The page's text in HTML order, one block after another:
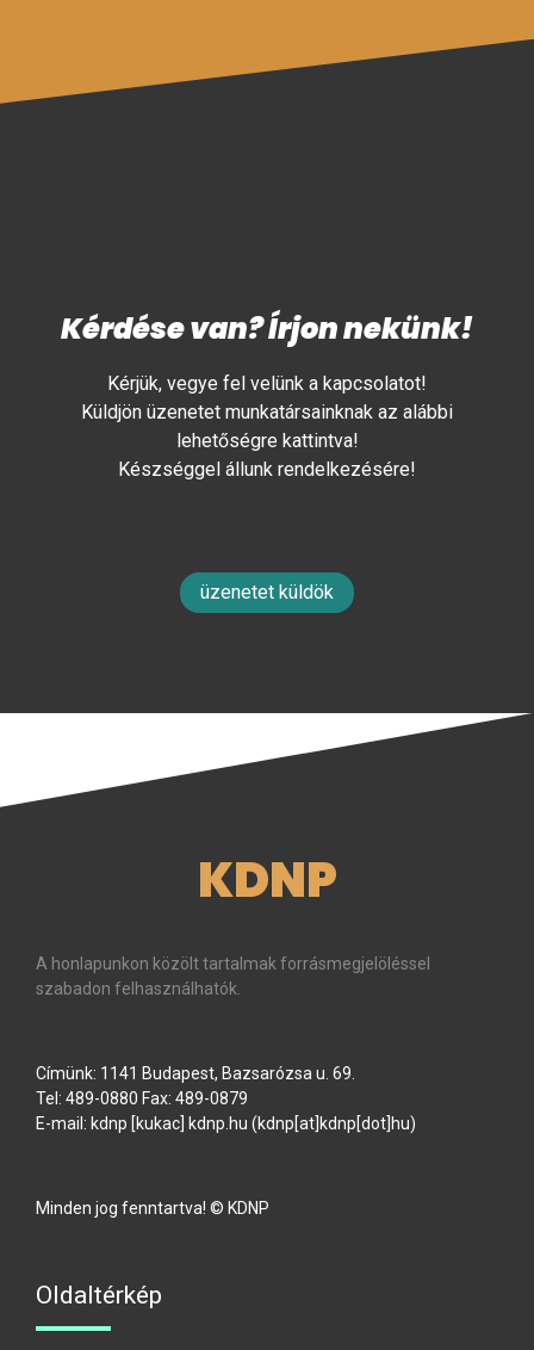
Kérdése van? Írjon nekünk!
Kérjük, vegye fel velünk a kapcsolatot!
Küldjön üzenetet munkatársainknak az alábbi
lehetőségre kattintva!
Készséggel állunk rendelkezésére!
üzenetet küldök
KDNP
A honlapunkon közölt tartalmak forrásmegjelöléssel
szabadon felhasználhatók.
Címünk: 1141 Budapest, Bazsarózsa u. 69.
Tel: 489-0880 Fax: 489-0879
E-mail: kdnp [kukac] kdnp hu (kdnp[at]kdnp[dot]hu)
Minden jog fenntartva! © KDNP
Oldaltérkép